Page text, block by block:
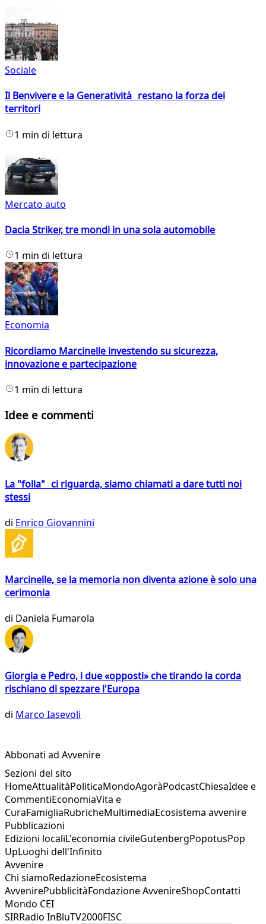
Sociale
Il Benvivere e la Generatività restano la forza dei
territori
1 min di lettura
Mercato auto
Dacia Striker, tre mondi in una sola automobile
1 min di lettura
Economia
Ricordiamo Marcinelle investendo su sicurezza,
innovazione e partecipazione
1 min di lettura
Idee e commenti
La "folla" ci riguarda, siamo chiamati a dare tutti noi
stessi
di Enrico Giovannini
Marcinelle, se la memoria non diventa azione è solo una
cerimonia
di Daniela Fumarola
Giorgia e Pedro, i due «opposti» che tirando la corda
rischiano di spezzare l'Europa
di Marco Iasevoli
Abbonati ad Avvenire
Sezioni del sito
HomeAttualitàPoliticaMondoAgoràPodcastChiesaIdee e
CommentiEconomiaVita e
CuraFamigliaRubricheMultimediaEcosistema avvenire
Pubblicazioni
Edizioni localiL'economia civileGutenbergPopotusPop
UpLuoghi dell'Infinito
Avvenire
Chi siamoRedazioneEcosistema
AvvenirePubblicitàFondazione AvvenireShopContatti
Mondo CEI
SIRRadio InBluTV2000FISC